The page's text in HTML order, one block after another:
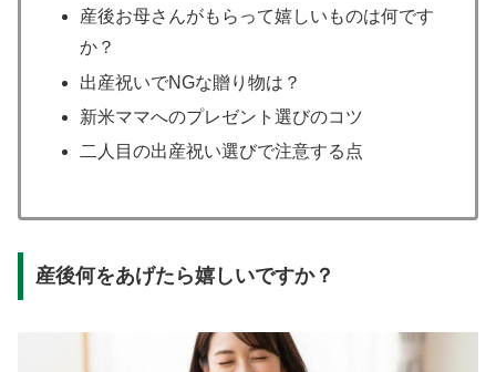
産後お母さんがもらって嬉しいものは何です
か？
出産祝いでNGな贈り物は？
新米ママへのプレゼント選びのコツ
二人目の出産祝い選びで注意する点
産後何をあげたら嬉しいですか？